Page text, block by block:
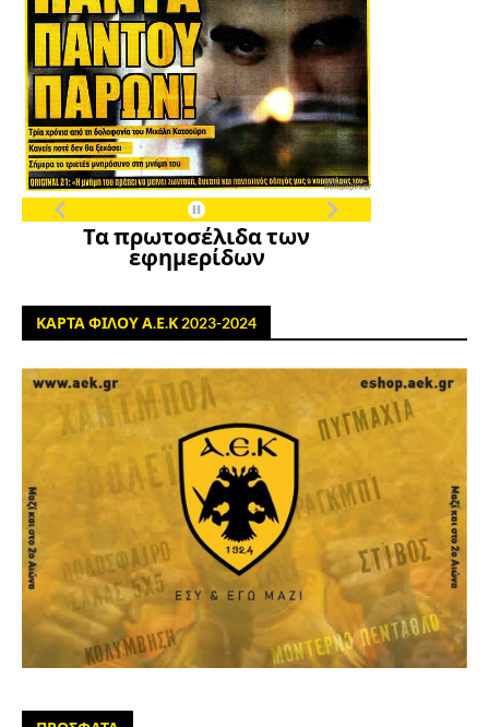
Τα πρωτοσέλιδα των
εφημερίδων
ΚΑΡΤΑ ΦΙΛΟΥ Α.Ε.Κ 2023-2024